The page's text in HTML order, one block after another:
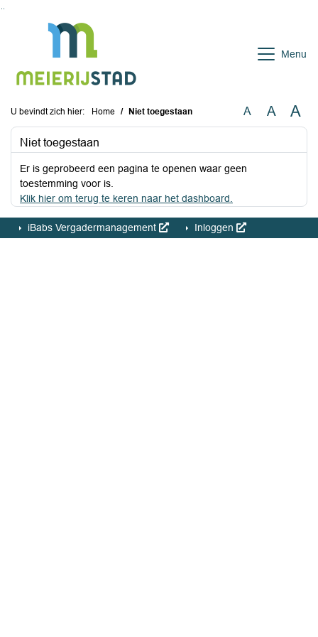
Menu
U bevindt zich hier: Home Niet toegestaan A A A
Niet toegestaan
Er is geprobeerd een pagina te openen waar geen
toestemming voor is.
Klik hier om terug te keren naar het dashboard.
iBabs Vergadermanagement Inloggen